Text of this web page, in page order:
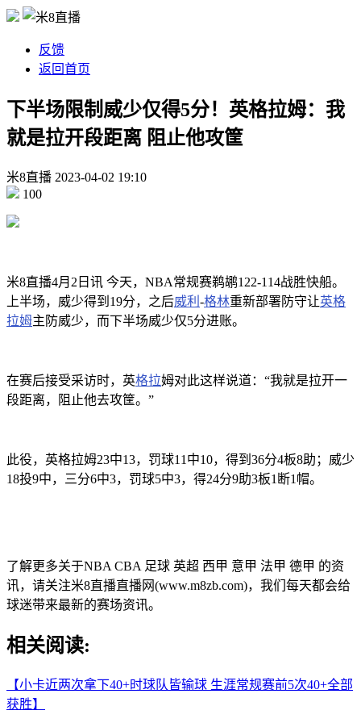
反馈
返回首页
下半场限制威少仅得5分！英格拉姆：我
就是拉开段距离 阻止他攻筐
米8直播 2023-04-02 19:10
100
米8直播4月2日讯 今天，NBA常规赛鹈鹕122-114战胜快船。
上半场，威少得到19分，之后威利 -格林重新部署防守让英格
拉姆主防威少，而下半场威少仅5分进账。
在赛后接受采访时，英格拉姆对此这样说道：“我就是拉开一
段距离，阻止他去攻筐。”
此役，英格拉姆23中13，罚球11中10，得到36分4板8助；威少
18投9中，三分6中3，罚球5中3，得24分9助3板1断1帽。
了解更多关于NBA CBA 足球 英超 西甲 意甲 法甲 德甲 的资
讯，请关注米8直播直播网(www.m8zb.com)，我们每天都会给
球迷带来最新的赛场资讯。
相关阅读:
【小卡近两次拿下40+时球队皆输球 生涯常规赛前5次40+全部
获胜】